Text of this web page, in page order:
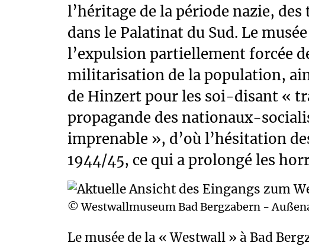
l’héritage de la période nazie,
dans le Palatinat du Sud. Le
l’expulsion partiellement forcée
militarisation de la population,
de Hinzert pour les soi-disant «
propagande des nationaux-
imprenable », d’où l’hésitation
1944/45, ce qui a prolongé les
© Westwallmuseum Bad Bergzabern -
Le musée de la « Westwall » à Bad